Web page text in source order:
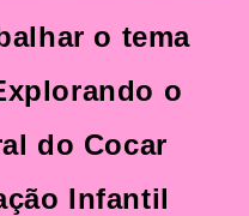
o tema
o
do Cocar
Infantil